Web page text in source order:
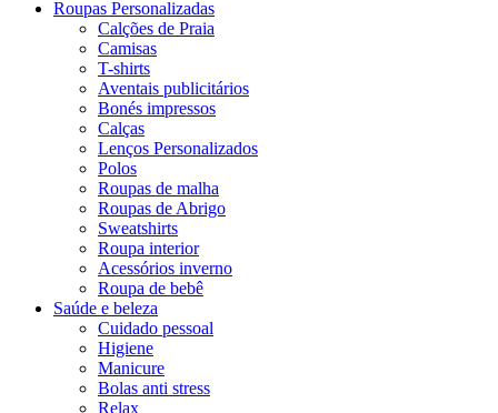
Roupas Personalizadas
Calções de Praia
Camisas
T-shirts
Aventais publicitários
Bonés impressos
Calças
Lenços Personalizados
Polos
Roupas de malha
Roupas de Abrigo
Sweatshirts
Roupa interior
Acessórios inverno
Roupa de bebê
Saúde e beleza
Cuidado pessoal
Higiene
Manicure
Bolas anti stress
Relax